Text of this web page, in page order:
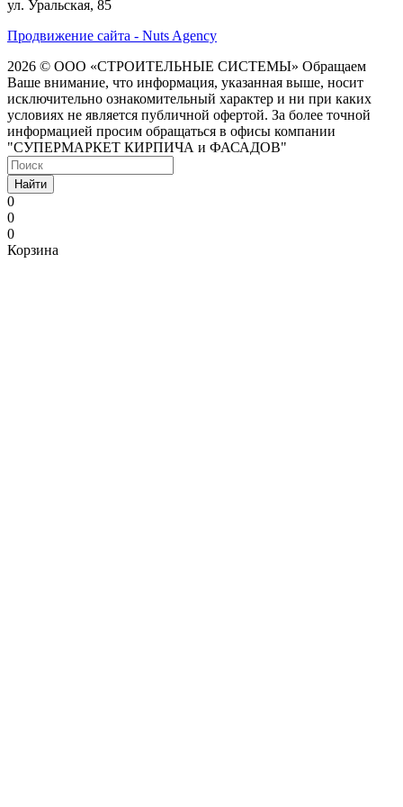
ул. Уральская, 85
Продвижение сайта - Nuts Agency
2026 © ООО «СТРОИТЕЛЬНЫЕ СИСТЕМЫ» Обращаем
Ваше внимание, что информация, указанная выше, носит
исключительно ознакомительный характер и ни при каких
условиях не является публичной офертой. За более точной
информацией просим обращаться в офисы компании
"СУПЕРМАРКЕТ КИРПИЧА и ФАСАДОВ"
Найти
0
0
0
Корзина